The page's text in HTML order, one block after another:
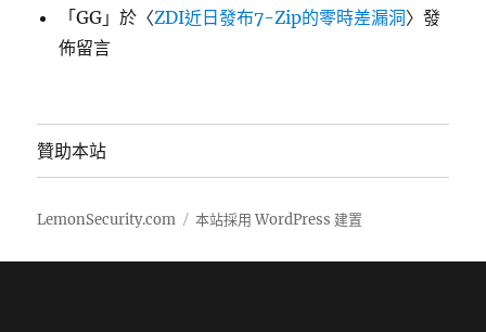
「GG 」於〈ZDI近日發布7-Zip的零時差漏洞〉發
佈留言
贊助本站
LemonSecurity.com 本站採用 WordPress 建置